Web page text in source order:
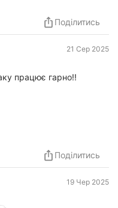
Поділитись
21 Сер 2025
працює гарно!!
Поділитись
19 Чер 2025